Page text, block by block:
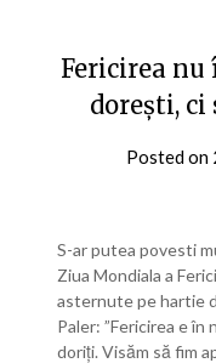
Fericirea nu
doreşti, ci
Posted on
S-ar putea povesti
Ziua Mondiala a
asternute pe hartie
Paler: ”Fericirea e în
doriţi. Visăm să fim